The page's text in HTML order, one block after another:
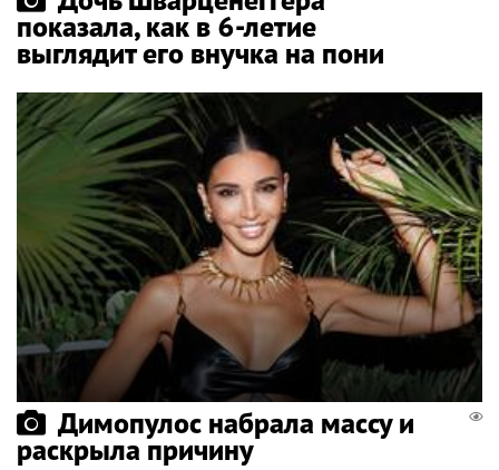
показала, как в 6-летие
выглядит его внучка на пони
Димопулос набрала массу и
раскрыла причину